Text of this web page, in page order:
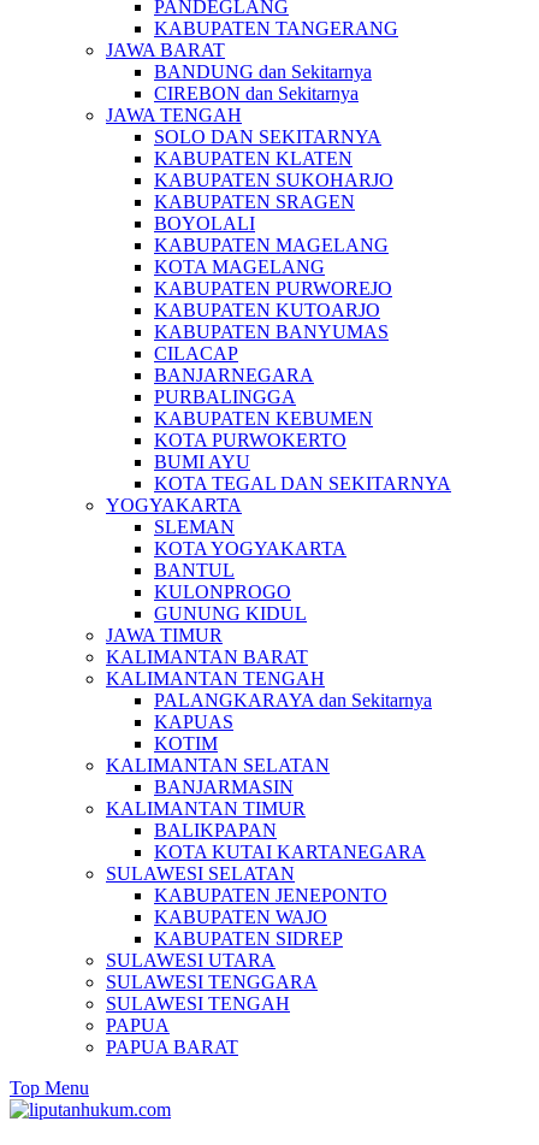
PANDEGLANG
KABUPATEN TANGERANG
JAWA BARAT
BANDUNG dan Sekitarnya
CIREBON dan Sekitarnya
JAWA TENGAH
SOLO DAN SEKITARNYA
KABUPATEN KLATEN
KABUPATEN SUKOHARJO
KABUPATEN SRAGEN
BOYOLALI
KABUPATEN MAGELANG
KOTA MAGELANG
KABUPATEN PURWOREJO
KABUPATEN KUTOARJO
KABUPATEN BANYUMAS
CILACAP
BANJARNEGARA
PURBALINGGA
KABUPATEN KEBUMEN
KOTA PURWOKERTO
BUMI AYU
KOTA TEGAL DAN SEKITARNYA
YOGYAKARTA
SLEMAN
KOTA YOGYAKARTA
BANTUL
KULONPROGO
GUNUNG KIDUL
JAWA TIMUR
KALIMANTAN BARAT
KALIMANTAN TENGAH
PALANGKARAYA dan Sekitarnya
KAPUAS
KOTIM
KALIMANTAN SELATAN
BANJARMASIN
KALIMANTAN TIMUR
BALIKPAPAN
KOTA KUTAI KARTANEGARA
SULAWESI SELATAN
KABUPATEN JENEPONTO
KABUPATEN WAJO
KABUPATEN SIDREP
SULAWESI UTARA
SULAWESI TENGGARA
SULAWESI TENGAH
PAPUA
PAPUA BARAT
Top Menu